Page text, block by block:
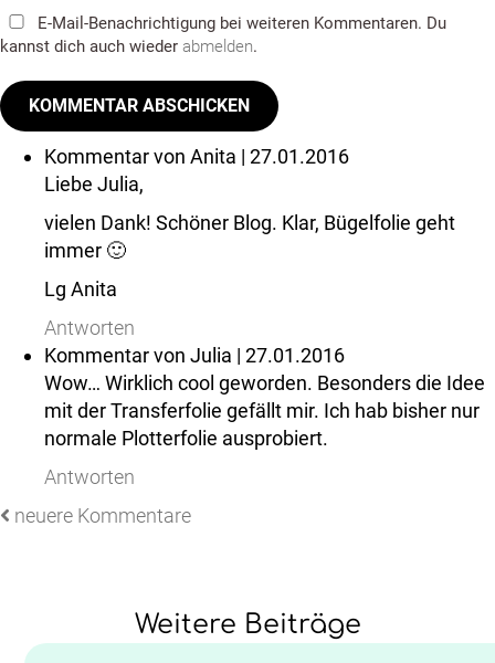
E-Mail-Benachrichtigung bei weiteren Kommentaren. Du
kannst dich auch wieder abmelden.
Kommentar von Anita | 27.01.2016
Liebe Julia,
vielen Dank! Schöner Blog. Klar, Bügelfolie geht
immer 🙂
Lg Anita
Antworten
Kommentar von Julia | 27.01.2016
Wow… Wirklich cool geworden. Besonders die Idee
mit der Transferfolie gefällt mir. Ich hab bisher nur
normale Plotterfolie ausprobiert.
Antworten
neuere Kommentare
Weitere Beiträge